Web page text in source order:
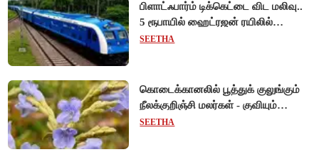
பிளாட்ஃபார்ம் டிக்கெட்டை விட மலிவு..
5 ரூபாயில் ஹைட்ரஜன் ரயிலில்
பயணிக்கலாம்!
SEETHA
கொடைக்கானலில் பூத்துக் குலுங்கும்
நீலக்குறிஞ்சி மலர்கள் - குவியும்
சுற்றுலாப் பயணிகள்!
SEETHA